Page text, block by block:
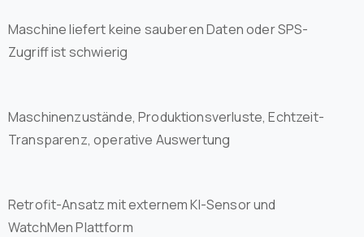
Maschine liefert keine sauberen Daten oder SPS-
Zugriff ist schwierig
Maschinenzustände, Produktionsverluste, Echtzeit-
Transparenz, operative Auswertung
Retrofit-Ansatz mit externem KI-Sensor und
WatchMen Plattform